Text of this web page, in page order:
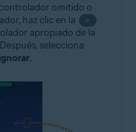
omitido o
haz clic en la
>
apropiado de la
selecciona
.